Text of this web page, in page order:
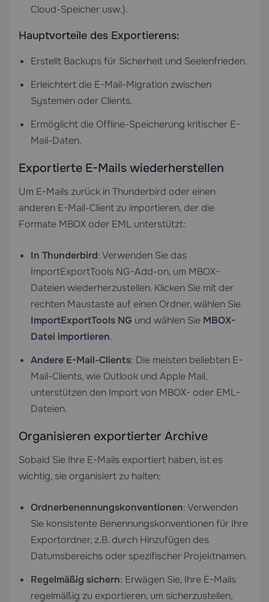
Cloud-Speicher usw.).
Hauptvorteile des Exportierens:
Erstellt Backups für Sicherheit und Seelenfrieden.
Erleichtert die E-Mail-Migration zwischen
Systemen oder Clients.
Ermöglicht die Offline-Speicherung kritischer E-
Mail-Daten.
Exportierte E-Mails wiederherstellen
Um E-Mails zurück in Thunderbird oder einen
anderen E-Mail-Client zu importieren, der die
Formate MBOX oder EML unterstützt:
In Thunderbird: Verwenden Sie das
ImportExportTools NG-Add-on, um MBOX-
Dateien wiederherzustellen. Klicken Sie mit der
rechten Maustaste auf einen Ordner, wählen Sie
ImportExportTools NG und wählen Sie MBOX-
Datei importieren.
Andere E-Mail-Clients: Die meisten beliebten E-
Mail-Clients, wie Outlook und Apple Mail,
unterstützen den Import von MBOX- oder EML-
Dateien.
Organisieren exportierter Archive
Sobald Sie Ihre E-Mails exportiert haben, ist es
wichtig, sie organisiert zu halten:
Ordnerbenennungskonventionen: Verwenden
Sie konsistente Benennungskonventionen für Ihre
Exportordner, z.B. durch Hinzufügen des
Datumsbereichs oder spezifischer Projektnamen.
Regelmäßig sichern: Erwägen Sie, Ihre E-Mails
regelmäßig zu exportieren, um sicherzustellen,